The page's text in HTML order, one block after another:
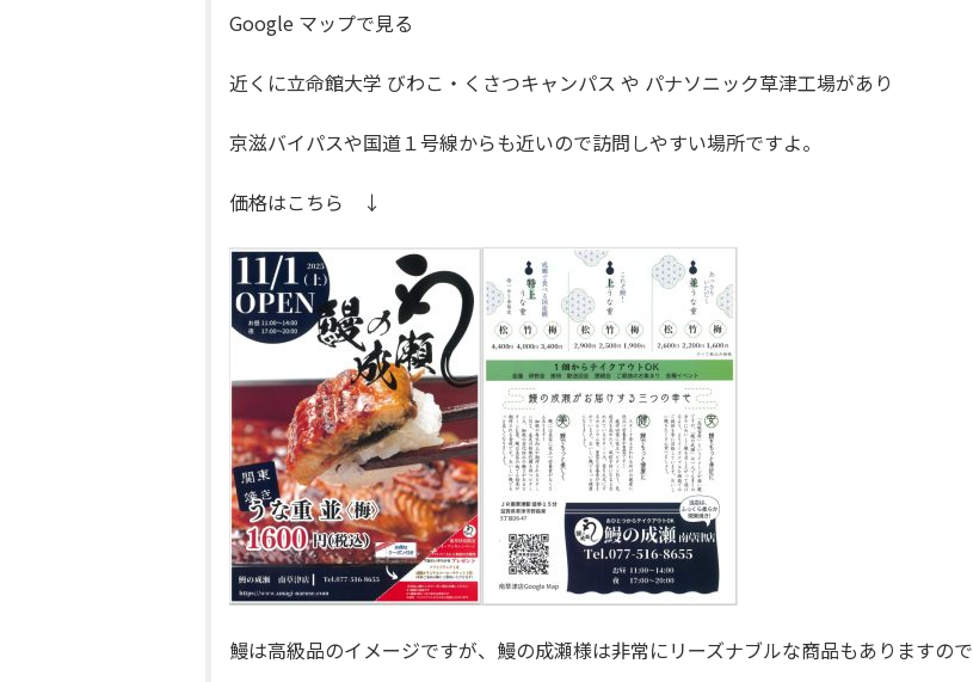
Google マップで見る
近くに立命館大学 びわこ・くさつキャンパス や パナソニック草津工場があり
京滋バイパスや国道１号線からも近いので訪問しやすい場所ですよ。
価格はこちら ↓
鰻は高級品のイメージですが、鰻の成瀬様は非常にリーズナブルな商品もありますので